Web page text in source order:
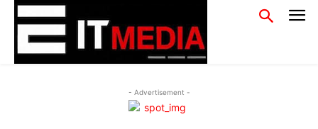
- Advertisement -